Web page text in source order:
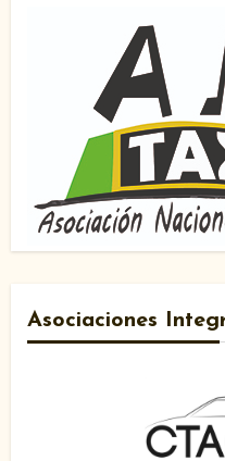
Asociaciones